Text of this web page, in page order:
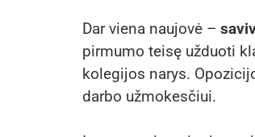
Dar viena naujovė –
pirmumo teisę užduoti
kolegijos narys.
darbo užmokesčiui.